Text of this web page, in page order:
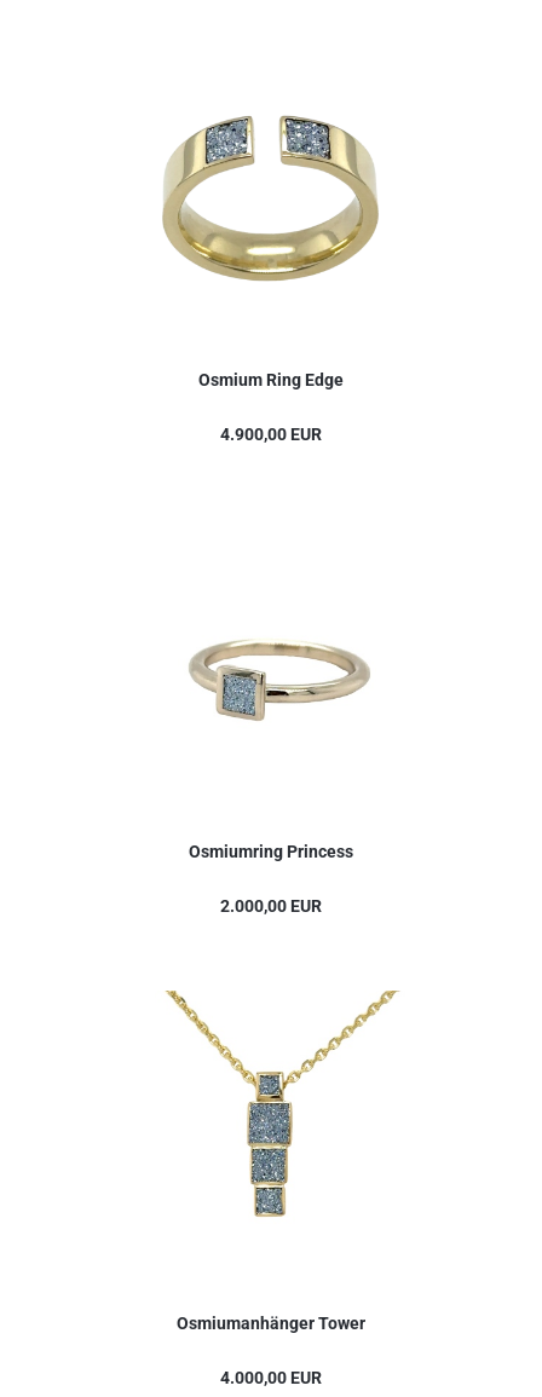
Osmium Ring Edge
4.900,00 EUR
Osmiumring Princess
2.000,00 EUR
Osmiumanhänger Tower
4.000,00 EUR